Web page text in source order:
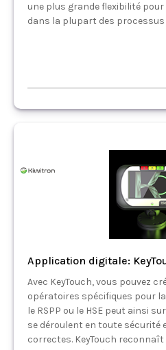
une plus grande flexibilité
dans la plupart des processus
Application digitale:
Avec KeyTouch, vous pouvez
opératoires spécifiques pour
le RSPP ou le HSE peut ainsi
se déroulent en toute sécurité
correctes. KeyTouch